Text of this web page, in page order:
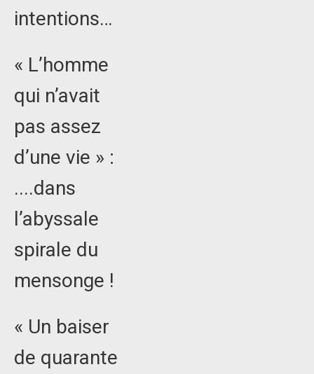
intentions…
« L’homme
qui n’avait
pas assez
d’une vie » :
....dans
l’abyssale
spirale du
mensonge !
« Un baiser
de quarante